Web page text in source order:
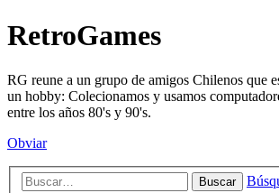
RetroGames
RG reune a un grupo de amigos Chilenos que
un hobby: Colecionamos y usamos
entre los años 80's y 90's.
Obviar
Buscar